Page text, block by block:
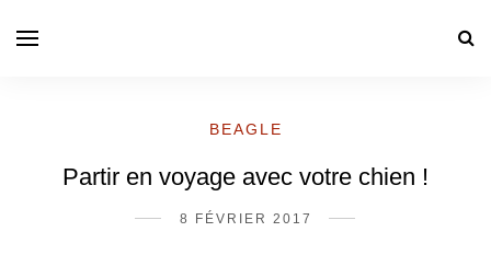
BEAGLE
Partir en voyage avec votre chien !
8 FÉVRIER 2017